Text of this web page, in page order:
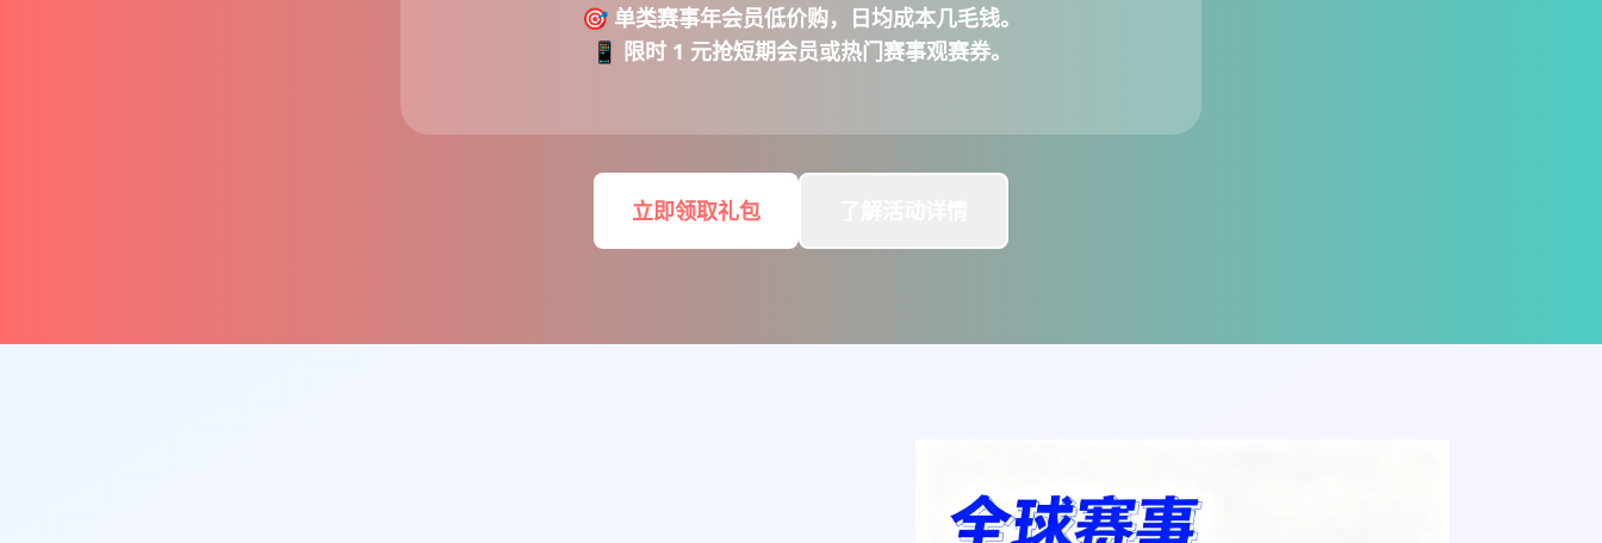
🎯 单类赛事年会员低价购，日均成本几毛钱。
📱 限时 1 元抢短期会员或热门赛事观赛券。
立即领取礼包